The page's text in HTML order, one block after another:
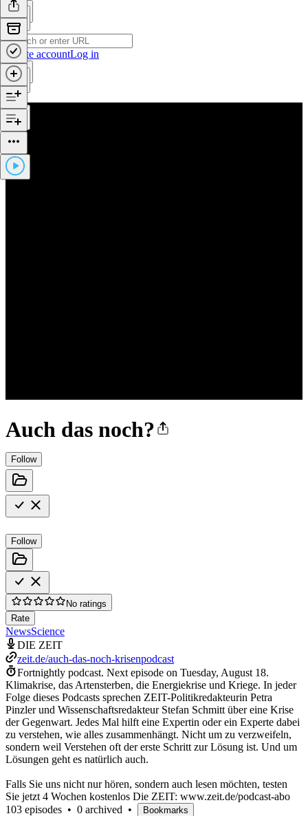
Create accountLog in
Auch das noch?
Follow
Follow
No ratings
Rate
NewsScience
DIE ZEIT
zeit.de/auch-das-noch-krisenpodcast
Fortnightly podcast. Next episode on Tuesday, August 18.
Klimakrise, das Artensterben, die Energiekrise und Kriege. In jeder
Folge dieses Podcasts sprechen ZEIT-Politikredakteurin Petra
Pinzler und Wissenschaftsredakteur Stefan Schmitt über eine Krise
der Gegenwart. Jedes Mal hilft eine Expertin oder ein Experte dabei
zu verstehen, wie alles zusammenhängt. Nicht um zu verzweifeln,
sondern weil Verstehen oft der erste Schritt zur Lösung ist. Und um
Lösungen geht es natürlich auch.
Falls Sie uns nicht nur hören, sondern auch lesen möchten, testen
Sie jetzt 4 Wochen kostenlos Die ZEIT: www.zeit.de/podcast-abo
103 episodes • 0 archived • Bookmarks